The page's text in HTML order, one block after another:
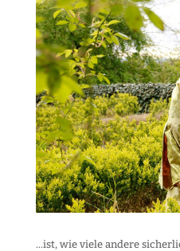
...ist, wie viele andere